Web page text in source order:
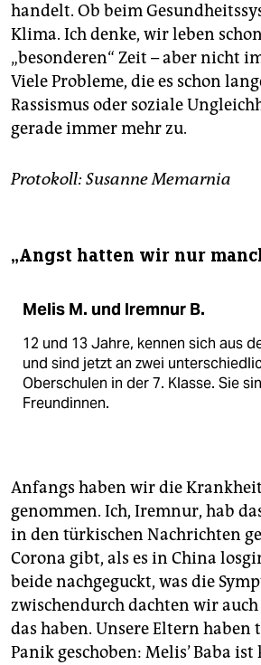
handelt. Ob beim
Klima. Ich denke, wir leben
„besonderen“ Zeit – aber nicht
Viele Probleme, die es schon
Rassismus oder so­zia­le
gerade immer mehr zu.
Protokoll: Susanne Memarnia
„Angst hatten wir nur
Melis M. und Iremnur B.
12 und 13 Jahre, kennen sich aus
und sind jetzt an zwei
Oberschulen in der 7. Klasse. Sie
Freundinnen.
Anfangs haben wir die
genommen. Ich, Iremnur, hab
in den türkischen Nachrichten
Corona gibt, als es in China
beide nachgeguckt, was die
zwischendurch dachten wir
das haben. Unsere Eltern haben
Panik geschoben: Melis’ Baba